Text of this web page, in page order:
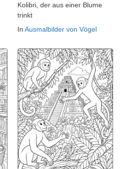
Kolibri, der aus einer Blume
trinkt
In Ausmalbilder von Vögel